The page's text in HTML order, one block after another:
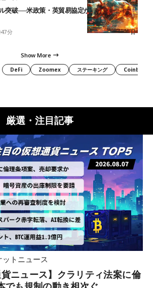
突破──米政策・英貿易協定が仮想通貨市場の
分
Show More
DeFi Zoomex ステーキング Coinbase
厳選・注目記事
ットニュース
貨ニュース】クラリティ法案に倫